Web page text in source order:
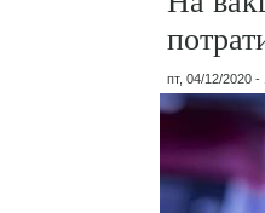
пт, 04/12/2020 -